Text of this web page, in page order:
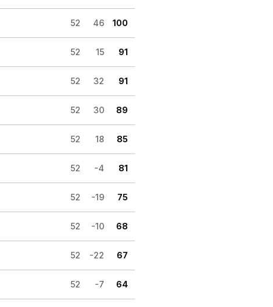
52 46 100
52 15 91
52 32 91
52 30 89
52 18 85
52 -4 81
52 -19 75
52 -10 68
52 -22 67
52 -7 64